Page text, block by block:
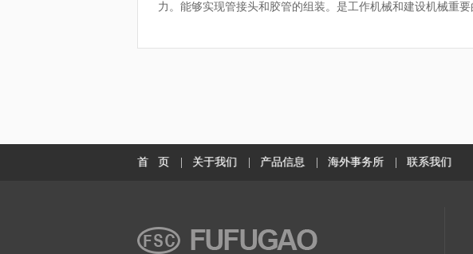
力。能够实现管接头和胶管的组装。是工作机械和建设机械重要
首 页 关于我们 产品信息 海外事务所 联系我们